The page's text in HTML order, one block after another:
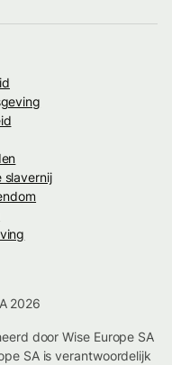
slavernij
2026
door Wise Europe SA
SA is verantwoordelijk